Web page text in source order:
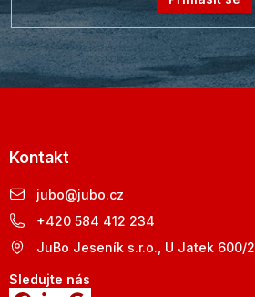
Kontakt
jubo@jubo.cz
+420 584 412 234
JuBo Jeseník s.r.o., U Jatek 600/2
Sledujte nás